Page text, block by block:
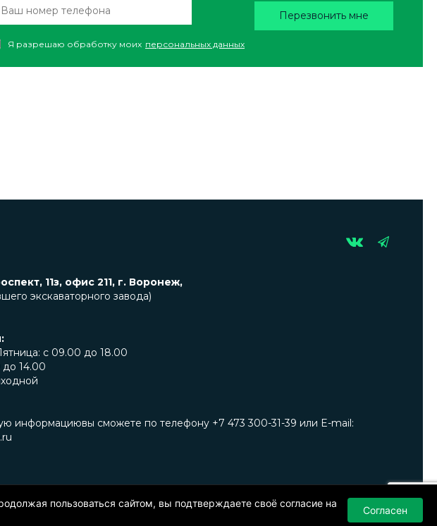
Я разрешаю обработку моих персональных данных
Перезвонить мне
11з, офис 211, г. Воронеж,
экскаваторного завода)
с 09.00 до 18.00
до 14.00
информациювы сможете по телефону +7 473 300-31-39 или E-mail:
вносить изменения в изделия без предварительного уведомления.
пользоваться сайтом, вы подтверждаете своё согласие на
Согласен